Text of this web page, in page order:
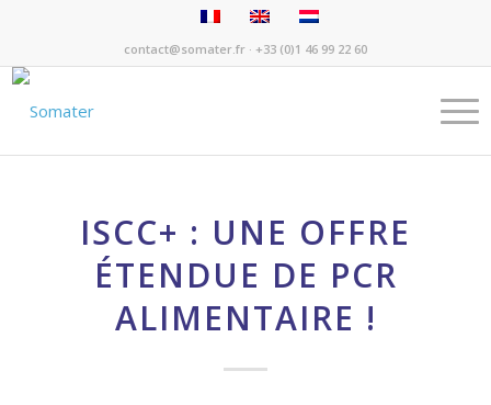
contact@somater.fr · +33 (0)1 46 99 22 60
ISCC+ : UNE OFFRE
ÉTENDUE DE PCR
ALIMENTAIRE !